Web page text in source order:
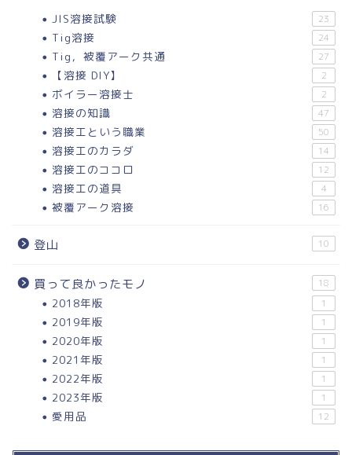
JIS溶接試験 23
Tig溶接 24
Tig，被覆アーク共通 27
【溶接 DIY】 2
ボイラー溶接士 2
溶接の知識 47
溶接工という職業 50
溶接工のカラダ 14
溶接工のココロ 12
溶接工の道具 4
被覆アーク溶接 16
登山 10
買って良かったモノ 18
2018年版 1
2019年版 1
2020年版 1
2021年版 1
2022年版 1
2023年版 1
愛用品 12